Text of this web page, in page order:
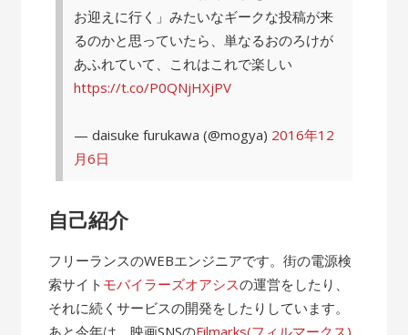
お迎えに行く」みたいなギークな投稿が来
るのかと思っていたら、単なるおのろけが
あふれていて、これはこれで楽しい
https://t.co/P0QNjHXjPV
— daisuke furukawa (@mogya) 2016年12
月6日
自己紹介
フリーランスのWEBエンジニアです。街の電源検
索サイト モバイラーズオアシスの運営をしたり、
それに続くサービスの開発をしたりしています。